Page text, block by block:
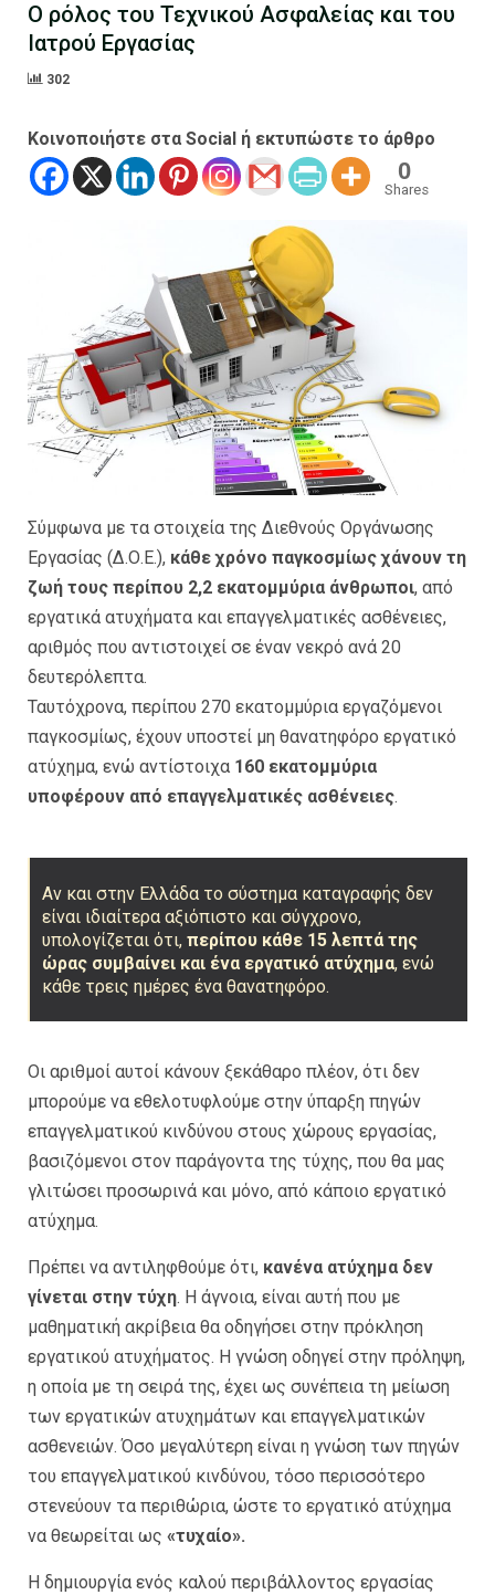
Ο ρόλος του Τεχνικού Ασφαλείας και του
Ιατρού Εργασίας
302
Κοινοποιήστε στα Social ή εκτυπώστε το άρθρο
0
Shares
Σύμφωνα με τα στοιχεία της Διεθνούς Οργάνωσης
Εργασίας (Δ.Ο.Ε.), κάθε χρόνο παγκοσμίως χάνουν τη
ζωή τους περίπου 2,2 εκατομμύρια άνθρωποι, από
εργατικά ατυχήματα και επαγγελματικές ασθένειες,
αριθμός που αντιστοιχεί σε έναν νεκρό ανά 20
δευτερόλεπτα.
Ταυτόχρονα, περίπου 270 εκατομμύρια εργαζόμενοι
παγκοσμίως, έχουν υποστεί μη θανατηφόρο εργατικό
ατύχημα, ενώ αντίστοιχα 160 εκατομμύρια
υποφέρουν από επαγγελματικές ασθένειες.
Αν και στην Ελλάδα το σύστημα καταγραφής δεν
είναι ιδιαίτερα αξιόπιστο και σύγχρονο,
υπολογίζεται ότι,περίπου κάθε 15 λεπτά της
ώρας συμβαίνει και ένα εργατικό ατύχημα, ενώ
κάθε τρεις ημέρες ένα θανατηφόρο.
Οι αριθμοί αυτοί κάνουν ξεκάθαρο πλέον, ότι δεν
μπορούμε να εθελοτυφλούμε στην ύπαρξη πηγών
επαγγελματικού κινδύνου στους χώρους εργασίας,
βασιζόμενοι στον παράγοντα της τύχης, που θα μας
γλιτώσει προσωρινά και μόνο, από κάποιο εργατικό
ατύχημα.
Πρέπει να αντιληφθούμε ότι, κανένα ατύχημα δεν
γίνεται στην τύχη. Η άγνοια, είναι αυτή που με
μαθηματική ακρίβεια θα οδηγήσει στην πρόκληση
εργατικού ατυχήματος. Η γνώση οδηγεί στην πρόληψη,
η οποία με τη σειρά της, έχει ως συνέπεια τη μείωση
των εργατικών ατυχημάτων και επαγγελματικών
ασθενειών. Όσο μεγαλύτερη είναι η γνώση των πηγών
του επαγγελματικού κινδύνου, τόσο περισσότερο
στενεύουν τα περιθώρια, ώστε το εργατικό ατύχημα
να θεωρείται ως «τυχαίο».
Η δημιουργία ενός καλού περιβάλλοντος εργασίας